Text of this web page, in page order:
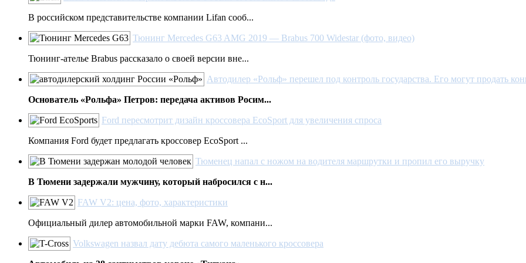
В российском представительстве компании Lifan сооб...
Тюнинг Mercedes G63 AMG 2019 — Brabus 700 Widestar (фото, видео)
Тюнинг-ателье Brabus рассказало о своей версии вне...
Автодилер «Рольф» перешел под контроль государства. Его могут продать
Основатель «Рольфа» Петров: передача активов Росим...
Ford пересмотрит дизайн кроссовера EcoSport для увеличения спроса
Компания Ford будет предлагать кроссовер EcoSport ...
Тюменец напал с ножом на водителя маршрутки и пропил его выручку
В Тюмени задержали мужчину, который набросился с н...
FAW V2: цена, фото, характеристики
Официальный дилер автомобильной марки FAW, компани...
Volkswagen назвал дату дебюта самого маленького кроссовера